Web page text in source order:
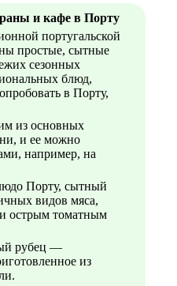
и кафе в Порту
португальской
простые, сытные
сезонных
блюд,
в Порту,
из основных
и ее можно
например, на
Порту, сытный
видов мяса,
острым томатным
рубец —
из